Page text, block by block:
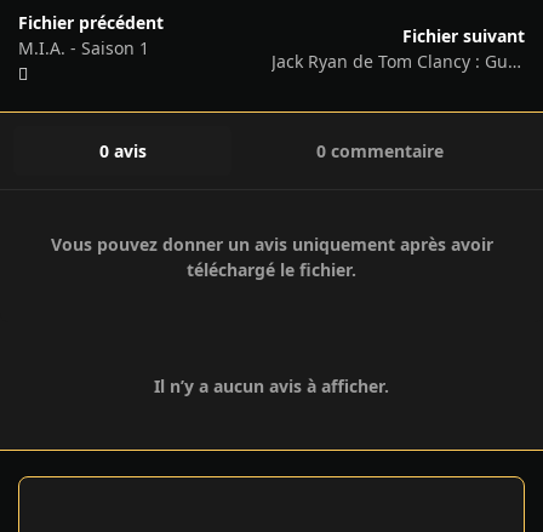
Fichier précédent
M.I.A. - Saison 1
Fichier suivant
Jack Ryan de Tom Clancy : Guerre Fantôme
0 avis 0 commentaire
Vous pouvez donner un avis uniquement après avoir
téléchargé le fichier.
Il n’y a aucun avis à afficher.